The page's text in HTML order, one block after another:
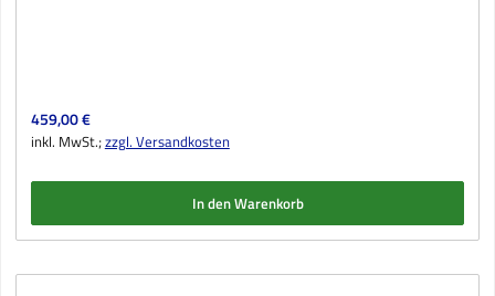
Regulärer Preis:
459,00 €
inkl. MwSt.;zzgl. Versandkosten
In den Warenkorb